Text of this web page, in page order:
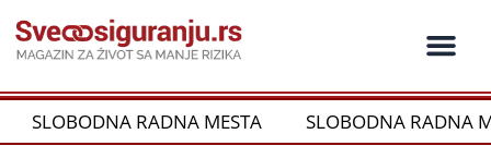
на
садржај
SLOBODNA RADNA MESTA SLOBODNA RADNA